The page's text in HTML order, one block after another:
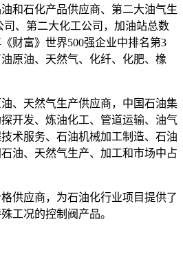
和石化产品供应商、第二大油气生
、第二大化工公司，加油站总数
财富》世界500强企业中排名第3
原油、天然气、化纤、化肥、橡
、天然气生产供应商， 中国石油集
开发、炼油化工、 管道运输、油气
术服务、石油机械加工制造、石油
油、天然气生产、加工和市场中占
供应商，为石油化行业项目提供了
工况的控制阀产品。